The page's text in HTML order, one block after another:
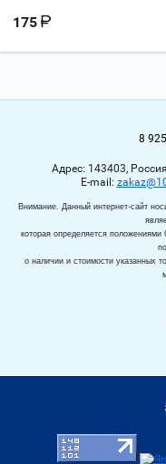
175
8
Адрес: 143403,
Е-mail:
Внимание. Данный интернет-сайт
которая определяется
о наличии и стоимости указанных